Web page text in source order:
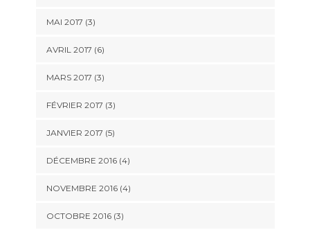
MAI 2017 (3)
AVRIL 2017 (6)
MARS 2017 (3)
FÉVRIER 2017 (3)
JANVIER 2017 (5)
DÉCEMBRE 2016(4)
NOVEMBRE 2016(4)
OCTOBRE 2016(3)